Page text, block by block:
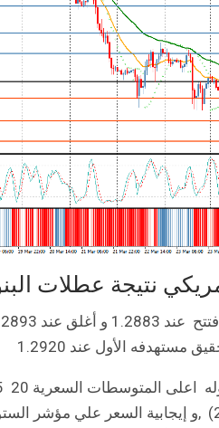
نتيجة عطلات
مستوي 50 فيبوناتشي ( للموجة الهابطة من 1.6191 بتاريخ 1يناير2002) ,و